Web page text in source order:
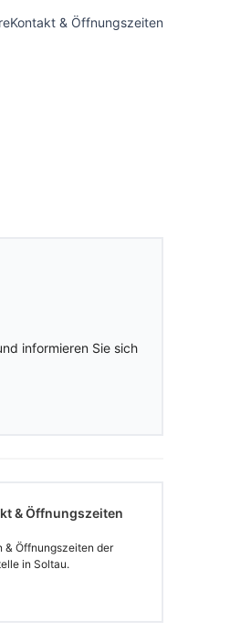
Kontakt & Öffnungszeiten
informieren Sie sich
& Öffnungszeiten
& Öffnungszeiten der
in Soltau.